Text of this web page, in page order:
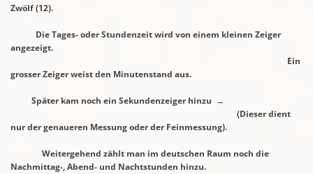
Zwölf (12).
Die Tages- oder Stundenzeit wird von einem kleinen Zeiger
angezeigt.
Ein
grosser Zeiger weist den Minutenstand aus.
Später kam noch ein Sekundenzeiger hinzu →
(Dieser dient
nur der genaueren Messung oder der Feinmessung).
Weitergehend zählt man im deutschen Raum noch die
Nachmittag-, Abend- und Nachtstunden hinzu.